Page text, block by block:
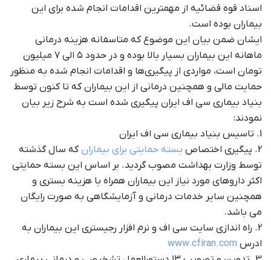
اسناد قوه قضائیه از مهمترین اقدامات انجام شده برای این
بیماران بوده است.
ایشان ضمن بیان این موضوع که متاسفانه هزینه درمانی
ماهانه این بیماران بسیار بالا بوده و در حدود ۵ الی ۷ میلیون
تومان است، مواردی از پیگیری‌ها و اقدامات انجام شده به منظور
حمایت مالی و همچنین درمانی از این بیماران که تا کنون توسط
بنیاد بیماری سی اف ایران پیگیری شده است به شرح زیر بیان
نمودند:
1. تاسیس بنیاد بیماری سی اف ایران
2. پیگیری اختصاص
بسته حمایتی برای بیمارانکه سال گذشته
توسط وزارت بهداشت مصوب گردید. بر اساس این بسته حمایتی
اکثر داروهای مورد نیاز این بیماران همراه با هزینه بستری و
همچنین سایر خدمات درمانی و آزمایشگاهی به صورت رایگان
می باشد.
2. راه اندازی سایت سی اف و نرم افزار رجیستری این بیماران به
ادرس www.cfiran.com